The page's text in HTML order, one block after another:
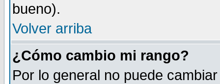
bueno).
Volver arriba
¿Cómo cambio mi rango?
Por lo general no puede